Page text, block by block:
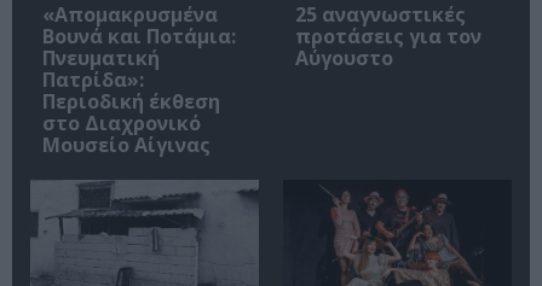
«Απομακρυσμένα
Βουνά και Ποτάμια:
Πνευματική
Πατρίδα»:
Περιοδική έκθεση
στο Διαχρονικό
Μουσείο Αίγινας
25 αναγνωστικές
προτάσεις για τον
Αύγουστο